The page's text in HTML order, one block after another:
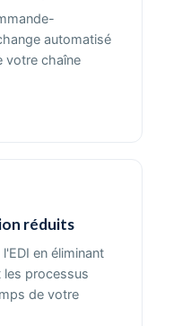
automatisé
votre chaîne
réduits
en éliminant
les processus
de votre